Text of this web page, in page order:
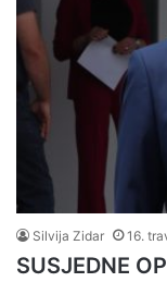
Silvija Zidar 16.
SUSJEDNE